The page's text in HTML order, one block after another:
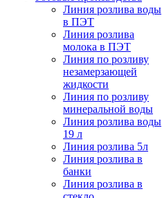
Линия розлива воды
в ПЭТ
Линия розлива
молока в ПЭТ
Линия по розливу
незамерзающей
жидкости
Линия по розливу
минеральной воды
Линия розлива воды
19 л
Линия розлива 5л
Линия розлива в
банки
Линия розлива в